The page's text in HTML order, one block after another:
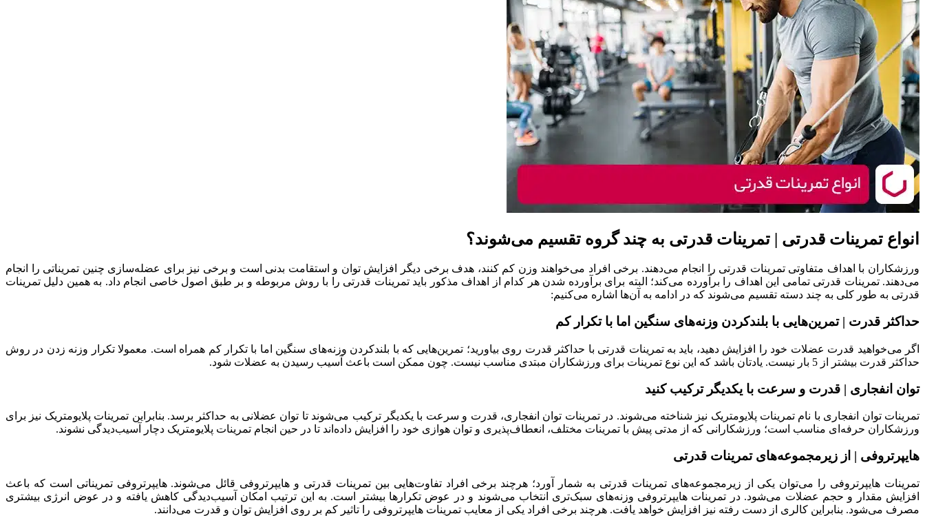
انواع تمرینات قدرتی | تمرینات قدرتی به چند گروه تقسیم می‌شوند؟
ورزشکاران با اهداف متفاوتی تمرینات قدرتی را انجام می‌دهند. برخی افراد می‌خواهند وزن کم کنند، هدف برخی دیگر افزایش توان و استقامت بدنی است و برخی نیز برای عضله‌سازی چنین تمریناتی را انجام
می‌دهند. تمرینات قدرتی تمامی این اهداف را برآورده می‌کند؛ البته برای برآورده شدن هر کدام از اهداف مذکور باید تمرینات قدرتی را با روش مربوطه و بر طبق اصول خاصی انجام داد. به همین دلیل تمرینات
قدرتی به طور کلی به چند دسته تقسیم می‌شوند که در ادامه به آن‌ها اشاره می‌کنیم:
حداکثر قدرت | تمرین‌هایی با بلندکردن وزنه‌های سنگین اما با تکرار کم
اگر می‌خواهید قدرت عضلات خود را افزایش دهید، باید به تمرینات قدرتی با حداکثر قدرت روی بیاورید؛ تمرین‌هایی که با بلندکردن وزنه‌های سنگین اما با تکرار کم همراه است. معمولا تکرار وزنه زدن در روش
حداکثر قدرت بیشتر از 5 بار نیست. یادتان باشد که این نوع تمرینات برای ورزشکاران مبتدی مناسب نیست. چون ممکن است باعث آسیب رسیدن به عضلات شود.
توان انفجاری | قدرت و سرعت با یکدیگر ترکیب کنید
تمرینات توان انفجاری با نام تمرینات پلایومتریک نیز شناخته می‌شوند. در تمرینات توان انفجاری، قدرت و سرعت با یکدیگر ترکیب می‌شوند تا توان عضلانی به حداکثر برسد. بنابراین تمرینات پلایومتریک نیز برای
ورزشکاران حرفه‌ای مناسب است؛ ورزشکارانی که از مدتی پیش با تمرینات مختلف، انعطاف‌پذیری و توان هوازی خود را افزایش داده‌اند تا در حین انجام تمرینات پلایومتریک دچار آسیب‌دیدگی نشوند.
هایپرتروفی | از زیرمجموعه‌های تمرینات قدرتی
تمرینات هایپرتروفی را می‌توان یکی از زیرمجموعه‌های تمرینات قدرتی به شمار آورد؛ هرچند برخی افراد تفاوت‌هایی بین تمرینات قدرتی و هایپرتروفی قائل می‌شوند. هایپرتروفی تمریناتی است که باعث
افزایش مقدار و حجم عضلات می‌شود. در تمرینات هایپرتروفی وزنه‌های سبک‌تری انتخاب می‌شوند و در عوض تکرارها بیشتر است. به این ترتیب امکان آسیب‌دیدگی کاهش یافته و در عوض انرژی بیشتری
مصرف می‌شود. بنابراین کالری از دست رفته نیز افزایش خواهد یافت. هرچند برخی افراد یکی از معایب تمرینات هایپرتروفی را تاثیر کم بر روی افزایش توان و قدرت می‌دانند.